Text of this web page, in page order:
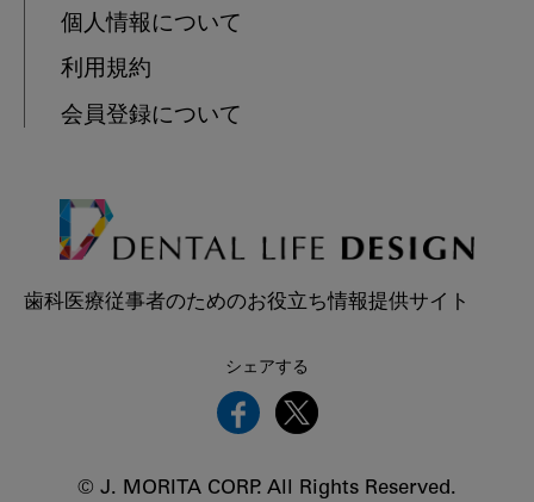
個人情報について
利用規約
会員登録について
歯科医療従事者のためのお役立ち情報提供サイト
シェアする
© J. MORITA CORP. All Rights Reserved.